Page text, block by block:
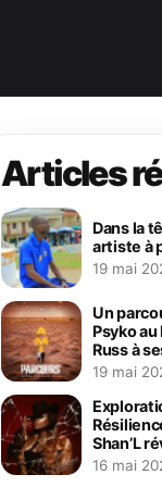
Articles
Dans la
artiste à
19 mai
Un
Psyko
Russ à
19 mai
Shan’L
16 mai